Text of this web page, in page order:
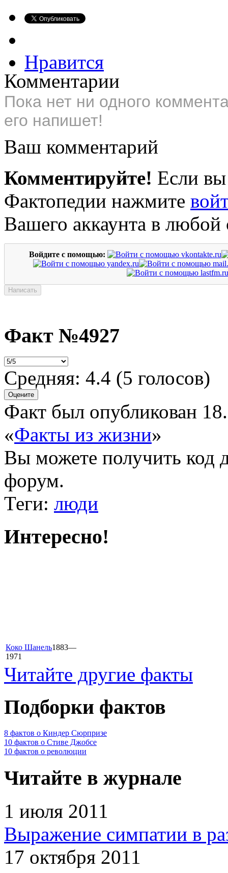
Нравится
Комментарии
Пока нет ни одного
его напишет!
Ваш комментарий
Комментируйте! Если вы
Фактопедии нажмите
Вашего аккаунта в любой
Войдите с помощью:
Факт №4927
Средняя: 4.4 (5 голосов)
Факт был опубликован
«Факты из жизни»
Вы можете получить код
форум.
Теги: люди
Интересно!
Коко Шанель1883—
1971
Читайте другие факты
Подборки фактов
8 фактов о Киндер Сюрпризе
10 фактов о Стиве Джобсе
10 фактов о революции
Читайте в журнале
1 июля 2011
Выражение симпатии в
17 октября 2011